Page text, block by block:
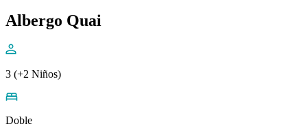
Albergo Quai
3 (+2 Niños)
Doble